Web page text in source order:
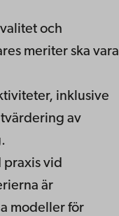
och
meriter ska vara
inklusive
av
praxis vid
är
modeller för